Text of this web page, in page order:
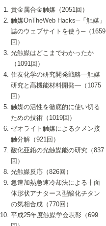
8号 高機能化ポリオレフィンに向けた重合
触媒の最近の進展
7号 持続可能社会実現のための触媒および
触媒関連技術
5号 若手会員による触媒研究の未来展望1：
企業編
6号 第102回触媒討論会
7号 触媒・化学反応における計算化学の進
8号 若手研究者による触媒研究の未来展望
2：大学・研究所編
5号 こんな物質，あんな物質―新たな触媒
の可能性―
7号 『結晶の化学』を活かした触媒研究
8号 イオン液体の応用
5号 水素製造・貯蔵のための触媒技術の新
しい展開
6号 第98回触媒討論会
7号 基礎化学品製造の触媒技術
8号 多機能型リアクター
4号 水分解用光触媒材料
5号 時間分解分光の進歩と応用
6号 第96回触媒討論会
8号 超臨界流体を用いた化学プロセスの新
2号 第93回触媒討論会
3号 特殊エネルギー場の触媒反応
4号 生体内における金属の触媒作用
5号 ファインケミカルズの展開に寄与する
6号 第94回触媒討論会
7号 サブナノレベルでみた新しい表面現象
8号 オレフィン重合触媒の新たな展
1号 なぜこの触媒が良いのか？
2号 第91回触媒討論会
3号 最近の自動車排ガス処理技術
4号 触媒研究の現状と将来─第90回触媒討論
5号 基礎化学品製造の触媒技術
6号 第92回触媒討論会
7号 基礎化学品製造の触媒技術
8号 資源の循環と触媒技術
▼44巻（2002年）
1号 高次制御された触媒の化学
2号 第89回触媒討論会
3号 触媒を利用した電気化学の新展開
4号 ナノ材料の調製と機能化
5号 こんな触媒が欲しい
6号 第90回触媒討論会
7号 触媒研究と学術雑誌/情報
8号 若い世代からみた触媒化学の現状と未
▼43巻（2001年）
1号 グリーンケミストリーと触媒
2号 第87回触媒討論会特集号
3号 生体触媒とバイオプロセス
4号 水素製造・利用の触媒化学
5号 触媒研究における新しい切り口：コン
ビナトリアルケミストリー
6号 第88回触媒討論会特集号
7号 企業における触媒研究のブレークスル
8号 この材料を触媒として使ってみません
▼42巻（2000年）
1号 触媒反応工学の明日を拓く
2号 第85回触媒討論会
3号 反応ダイナミクス
5号 触媒のおもしろさをどのように伝える
6号 第86回触媒討論会
7号 水素化精製触媒の新しい展開
8号 新しい反応性と機能性を目指した金属
クラスタ-化学
▼41巻（1999年）
1号 孔、穴、あな?-特異な空間とその利用-
2号 第83回触媒討論会
3号 均一系触媒反応最前線
4号 実用炭素材料の新展開
5号 研究の方法論を考える
7号 機能性金属材料と触媒
8号 触媒研究へのNMRの応用と展望
▼40巻（1998年）
進展と21世紀への提言/創立40周年記念・触
媒学会この10年の歩みとこれから/創立40周
2号 第81回触媒討論会
3号 計算機触媒化学へのさそい
4号 触媒劣化の制御と予測
5号 最新の実用プロセスと触媒
6号 第82回触媒討論会
7号 ナノ構造体の化学
8号 あの反応は今
1号 均一系と不均一系触媒反応-その特徴と
接点
2号 第79回触媒討論会
3号 最新NO除去触媒の実用化研究
4号 新しい反応場を目指した触媒調製
5号 反応・分離技術の新しい展開
6号 第80回触媒討論会
8号 AFMでみる世界
▼38巻（1996年）
1号 触媒の構造と触媒作用/C1化学を中心と
する21世紀への触媒
3号 オリンピックメダル:金・銀・銅はどん
な触媒作用を示すか
4号 触媒作用における機能の複合化
5号 未来を拓け！若手研究者
6号 第78回触媒討論会
7号 ダイナミックな領域への触媒研究の展
開/C1化学を中心とする21世紀への触媒
▼37巻（1995年）
1号 ファインケミカルズと固体触媒
2号 第75回触媒討論会
3号 希土類を利用した触媒
4号 触媒とリサイクル
5号 エネルギー変換触媒
6号 第76回触媒討論会
7号 表面吸着相の新しい展開
8号 マイクロポーラス・クリスタル触媒の
▼36巻（1994年）
1号 電気化学と触媒
2号 第73回触媒討論会
3号 C4化学の展開
4号 《通常号》
5号 《通常号》
6号 第74回触媒討論会
▼35巻（1993年）
1号 工業触媒開発マニュアル―探索から工
業化まで
2号 第71回触媒討論会
3号 研究開発のうらおもて―着想と展開
4号 触媒劣化と寿命の予測
5号 環境に優しい触媒
▼34巻（1992年）
1号 インパクトを与えたこの研究
2号 第69回触媒討論会
3号 ケミカルズ合成触媒―新しい展開と応
▼33巻（1991年）
1号 触媒プロセス開発マニュアル―探索か
ら工業化まで，知っておきたいこと PartII
2号 第67回触媒討論会
▼32巻（1990年）
1号 21世紀に向けて触媒研究の飛躍をめざ
す―触媒化学の裾野を広げよう
2号 第65回触媒討論会
▼31巻（1989年）
1号 情報科学と反応設計・材料設計
▼30巻（1988年）
貴金属合金触媒（2051回）
触媒OnTheWeb Hacks─「触媒」
誌のウェブサイトを使う─（1659
回）
光触媒はどこまでわかったか
（1091回）
住友化学の研究開発戦略―触媒
研究と高機能材料開発―（1075
回）
触媒の活性を徹底的に使い切る
ための技術（1019回）
ゼオライト触媒によるクメン接
触分解（921回）
酸化亜鉛の光触媒能の研究（837
回）
光触媒反応（826回）
急速加熱急速冷却法による十面
体形状アナタース型酸化チタン
の気相合成（770回）
平成25年度触媒学会表彰（699